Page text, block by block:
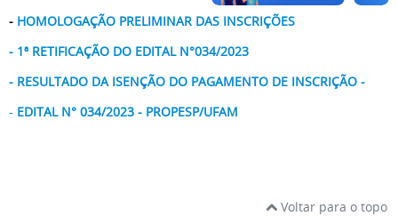
- HOMOLOGAÇÃO PRELIMINAR DAS INSCRIÇÕES
- 1ª RETIFICAÇÃO DO EDITAL N°034/2023
- RESULTADO DA ISENÇÃO DO PAGAMENTO DE INSCRIÇÃO -
- EDITAL N° 034/2023 - PROPESP/UFAM
Voltar para o topo